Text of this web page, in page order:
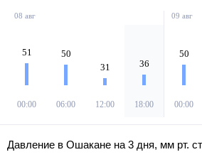
08 авг
51
00:00
50
06:00
31
12:00
36
18:00
09 авг
50
00:00
Давление в Ошакане на 3 дня, мм рт. ст.